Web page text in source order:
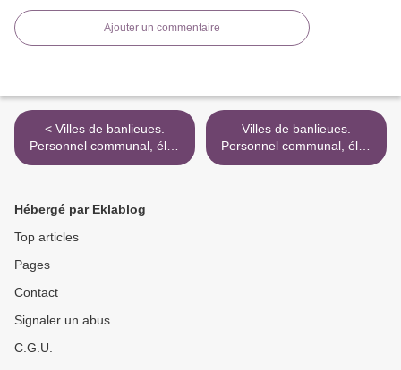
Ajouter un commentaire
< Villes de banlieues.
Personnel communal, élus
locaux… Emmanuel
Villes de banlieues.
Personnel communal, élus
locaux… Emmanuel
Hébergé par Eklablog
Top articles
Pages
Contact
Signaler un abus
C.G.U.